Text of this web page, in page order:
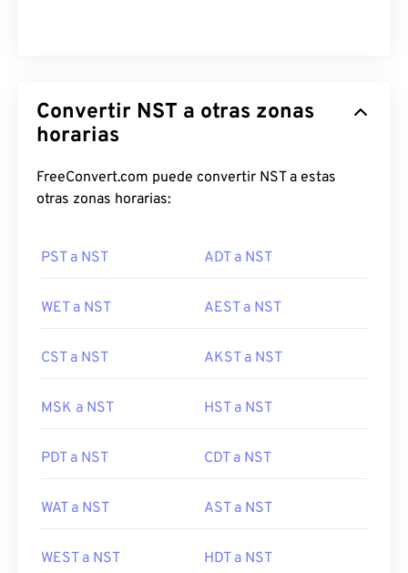
Convertir NST a otras zonas
horarias
FreeConvert.com puede convertir NST a estas
otras zonas horarias:
PST a NST ADT a NST
WET a NST AEST a NST
CST a NST AKST a NST
MSK a NST HST a NST
PDT a NST CDT a NST
WAT a NST AST a NST
WEST a NST HDT a NST